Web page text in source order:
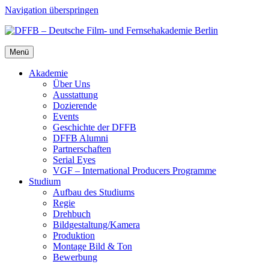
Navigation überspringen
Menü
Aka­de­mie
Über Uns
Aus­stat­tung
Dozie­ren­de
Events
Geschich­te der DFFB
DFFB Alum­ni
Part­ner­schaf­ten
Seri­al Eyes
VGF – Inter­na­tio­nal Pro­du­cers Pro­gram­me
Stu­di­um
Auf­bau des Stu­di­ums
Regie
Dreh­buch
Bildgestaltung/​​Kamera
Pro­duk­ti­on
Mon­ta­ge Bild & Ton
Bewer­bung